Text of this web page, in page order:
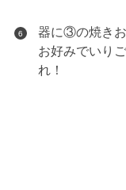
6
器に③の焼き
お好みでいり
れ！